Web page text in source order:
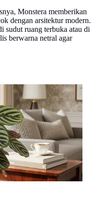
Monstera memberikan
dengan arsitektur modern.
sudut ruang terbuka atau di
berwarna netral agar